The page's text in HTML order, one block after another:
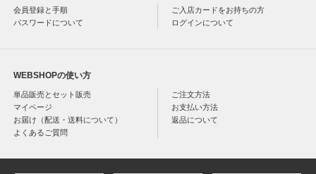
会員登録と手順
ご入店カードをお持ちの方
パスワードについて
ログインについて
WEBSHOPの使い方
単品販売とセット販売
ご注文方法
マイページ
お支払い方法
お届け（配送・送料について）
返品について
よくあるご質問